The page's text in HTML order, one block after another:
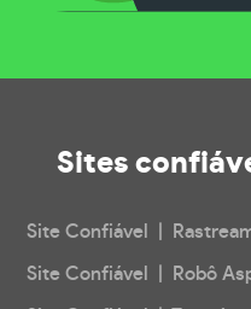
Sites
Site Confiável |
Site Confiável | Robô